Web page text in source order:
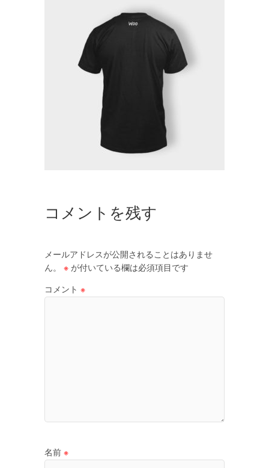
コメントを残す
メールアドレスが公開されることはありませ
ん。
※ が付いている欄は必須項目です
コメント ※
名前 ※